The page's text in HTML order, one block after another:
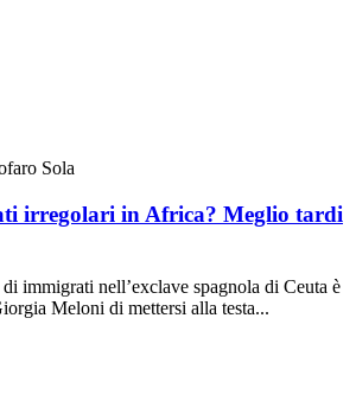
Sola
irregolari in Africa? Meglio tardi
immigrati nell’exclave spagnola di Ceuta è
Meloni di mettersi alla testa...